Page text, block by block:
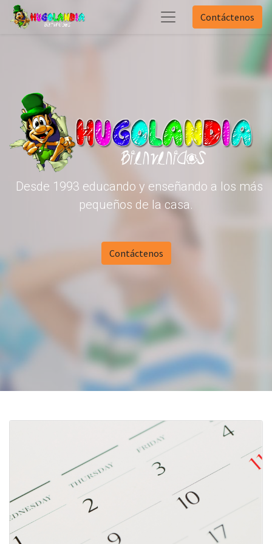
Contáctenos
Desde 1993 educando y enseñando a los más
pequeños de la casa.
Contáctenos